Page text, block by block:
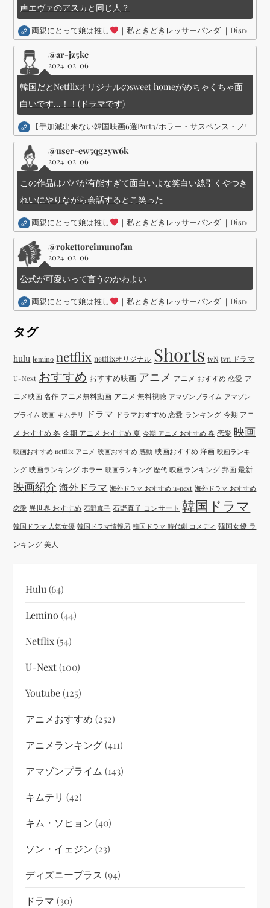
声エヴァのアスカと同じ人？
両親にとって娘は推し ｜私ときどきレッサーパンダ ｜Disney (
@ar-jz5kc
2024-02-06
韓国だとNetflixオリジナルのsweet homeがめちゃくちゃ面
白いです...！！(ドラマです)
【手加減出来ない韓国映画6選Part3/ホラー・サスペンス・ノワー
@user-ew5qg2yw6k
2024-02-06
この作品はパパが有能すぎて面白いよな笑白い線引くやつき
れいにやりながら会話するとこ笑った
両親にとって娘は推し ｜私ときどきレッサーパンダ ｜Disney (
@rokettoreimunofan
2024-02-06
公式が可愛いって言うのかわよい
両親にとって娘は推し ｜私ときどきレッサーパンダ ｜Disney (
タグ
hulu lemino netflix netflixオリジナル Shorts tvN tvn ドラマ
U-Next おすすめ おすすめ映画 アニメ アニメ おすすめ 恋愛 ア
ニメ映画 名作 アニメ無料動画 アニメ 無料視聴 アマゾンプライム アマゾン
プライム 映画 キムテリ ドラマ ドラマおすすめ 恋愛 ランキング 今期 アニ
メ おすすめ 冬 今期 アニメ おすすめ 夏 今期 アニメ おすすめ 春 恋愛 映画
映画おすすめ netflix アニメ 映画おすすめ 感動 映画おすすめ 洋画 映画ランキ
ング 映画ランキング ホラー 映画ランキング 歴代 映画ランキング 邦画 最新
映画紹介 海外ドラマ 海外ドラマ おすすめ u-next 海外ドラマ おすすめ
恋愛 異世界 おすすめ 石野真子 石野真子 コンサート 韓国ドラマ
韓国ドラマ 人気女優 韓国ドラマ情報局 韓国ドラマ 時代劇 コメディ 韓国女優 ラ
ンキング 美人
Hulu (64)
Lemino (44)
Netflix(54)
U-Next(100)
Youtube(125)
アニメおすすめ (252)
アニメランキング(411)
アマゾンプライム (143)
キムテリ (42)
キム・ソヒョン (40)
ソン・イェジン (23)
ディズニープラス (94)
ドラマ (30)